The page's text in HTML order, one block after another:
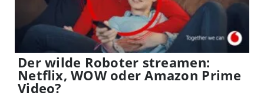
Der wilde Roboter streamen:
Netflix, WOW oder Amazon Prime
Video?